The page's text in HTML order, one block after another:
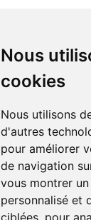
Nous
cookies
Nous utilisons
d'autres
pour améliorer
de navigation
vous montrer
personnalisé et
ciblées, pour